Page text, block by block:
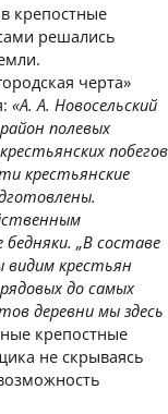
крепостные
решались
черта»
«А. А. Новосельский
полевых
побегов
крестьянские
„В составе
крестьян
до самых
деревни мы здесь
крепостные
не скрываясь